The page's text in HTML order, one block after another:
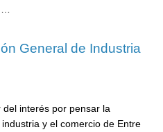
General de Industria
interés por pensar la
y el comercio de Entre